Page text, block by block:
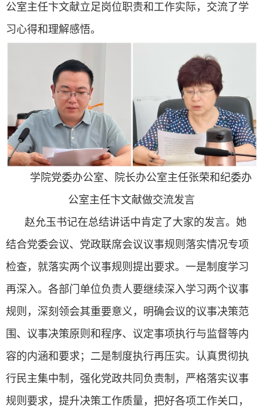
公室主任卞文献立足岗位职责和工作实际，交流了学
习心得和理解感悟。
学院党委办公室、院长办公室主任张荣和纪委办
公室主任卞文献做交流发言
赵允玉书记在总结讲话中肯定了大家的发言。她
结合党委会议、党政联席会议议事规则落实情况专项
检查，就落实两个议事规则提出要求。一是制度学习
再深入。各部门单位负责人要继续深入学习两个议事
规则，深刻领会其重要意义，明确会议的议事决策范
围、议事决策原则和程序、议定事项执行与监督等内
容的内涵和要求；二是制度执行再压实。认真贯彻执
行民主集中制，强化党政共同负责制，严格落实议事
规则要求，提升决策工作质量，把好各项工作关口，